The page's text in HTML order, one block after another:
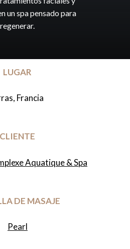
unspapensado para
regenerar.
LUGAR
Francia
CLIENTE
Aquatique & Spa
DE MASAJE
Pearl